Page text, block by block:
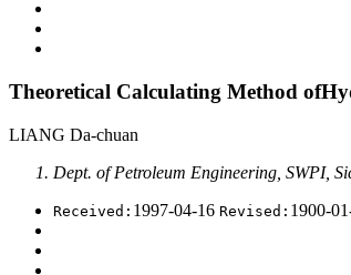
Theoretical Calculating Method
LIANG Da-chuan
Dept. of Petroleum Engineering, SWPI,
Received: 1997-04-16 Revised: 1900-